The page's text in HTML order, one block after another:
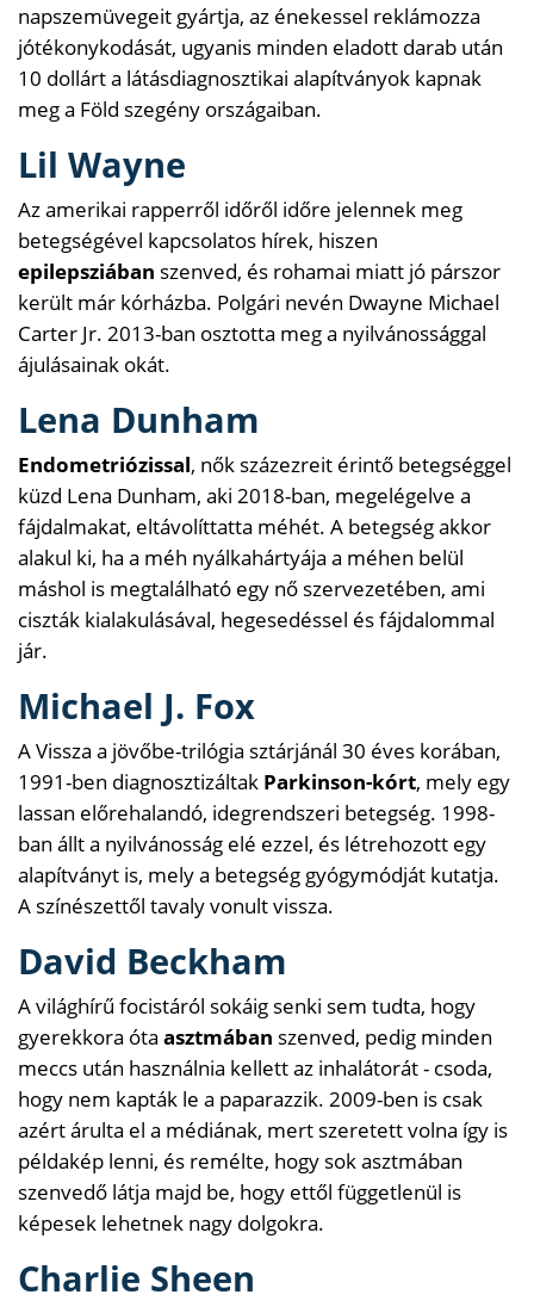
napszemüvegeit gyártja, az énekessel reklámozza
jótékonykodását, ugyanis minden eladott darab után
10 dollárt a látásdiagnosztikai alapítványok kapnak
meg a Föld szegény országaiban.
Lil Wayne
Az amerikai rapperről időről időre jelennek meg
betegségével kapcsolatos hírek, hiszen
epilepsziában szenved, és rohamai miatt jó párszor
került már kórházba. Polgári nevén Dwayne Michael
Carter Jr. 2013-ban osztotta meg a nyilvánossággal
ájulásainak okát.
Lena Dunham
Endometriózissal, nők százezreit érintő betegséggel
küzd Lena Dunham, aki 2018-ban, megelégelve a
fájdalmakat, eltávolíttatta méhét. A betegség akkor
alakul ki, ha a méh nyálkahártyája a méhen belül
máshol is megtalálható egy nő szervezetében, ami
ciszták kialakulásával, hegesedéssel és fájdalommal
jár.
Michael J. Fox
A Vissza a jövőbe-trilógia sztárjánál 30 éves korában,
1991-ben diagnosztizáltak Parkinson-kórt, mely egy
lassan előrehalandó, idegrendszeri betegség. 1998-
ban állt a nyilvánosság elé ezzel, és létrehozott egy
alapítványt is, mely a betegség gyógymódját kutatja.
A színészettől tavaly vonult vissza.
David Beckham
A világhírű focistáról sokáig senki sem tudta, hogy
gyerekkora óta asztmában szenved, pedig minden
meccs után használnia kellett az inhalátorát - csoda,
hogy nem kapták le a paparazzik. 2009-ben is csak
azért árulta el a médiának, mert szeretett volna így is
példakép lenni, és remélte, hogy sok asztmában
szenvedő látja majd be, hogy ettől függetlenül is
képesek lehetnek nagy dolgokra.
Charlie Sheen